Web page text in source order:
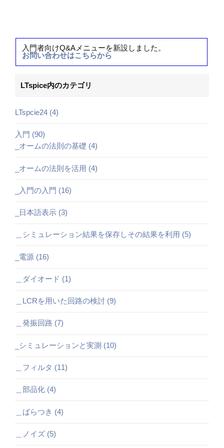
入門者向けQ&Aメニューを新設しました。
お問い合わせはこちらから
LTspice内のカテゴリ
LTspcie24 (4)
入門 (90)
_オームの法則の基礎 (4)
_オームの法則を活用 (4)
_入門の入門 (16)
_日本語表示 (3)
＿シミュレーション結果を保存しその結果を利用 (5)
_電源 (16)
＿ダイオード (1)
＿LCRを用いた回路の検討 (9)
＿発振回路 (7)
_シミュレーションと実測 (10)
＿フィルタ (11)
＿部品化 (4)
＿ばらつき (4)
＿ノイズ (5)